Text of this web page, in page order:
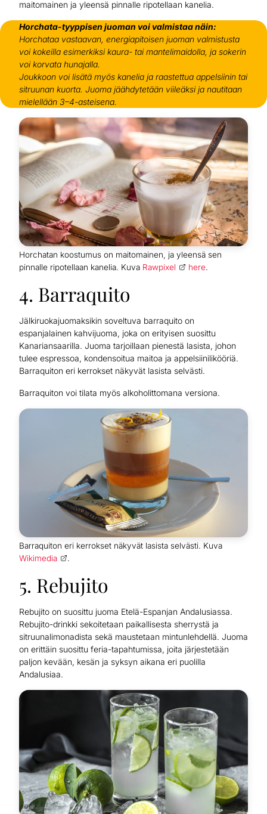
maitomainen ja yleensä pinnalle ripotellaan kanelia.
Horchata-tyyppisen juoman voi valmistaa näin:
Horchataa vastaavan, energiapitoisen juoman valmistusta
voi kokeilla esimerkiksi kaura- tai mantelimaidolla, ja sokerin
voi korvata hunajalla.
Joukkoon voi lisätä myös kanelia ja raastettua appelsiinin tai
sitruunan kuorta. Juoma jäähdytetään viileäksi ja nautitaan
mielellään 3–4-asteisena.
Horchatan koostumus on maitomainen, ja yleensä sen
pinnalle ripotellaan kanelia. Kuva Rawpixel here.
4. Barraquito
Jälkiruokajuomaksikin soveltuva barraquito on
espanjalainen kahvijuoma, joka on erityisen suosittu
Kanariansaarilla. Juoma tarjoillaan pienestä lasista, johon
tulee espressoa, kondensoitua maitoa ja appelsiinilikööriä.
Barraquiton eri kerrokset näkyvät lasista selvästi.
Barraquiton voi tilata myös alkoholittomana versiona.
Barraquiton eri kerrokset näkyvät lasista selvästi. Kuva
Wikimedia
.
5. Rebujito
Rebujito on suosittu juoma Etelä-Espanjan Andalusiassa.
Rebujito-drinkki sekoitetaan paikallisesta sherrystä ja
sitruunalimonadista sekä maustetaan mintunlehdellä. Juoma
on erittäin suosittu feria-tapahtumissa, joita järjestetään
paljon kevään, kesän ja syksyn aikana eri puolilla
Andalusiaa.